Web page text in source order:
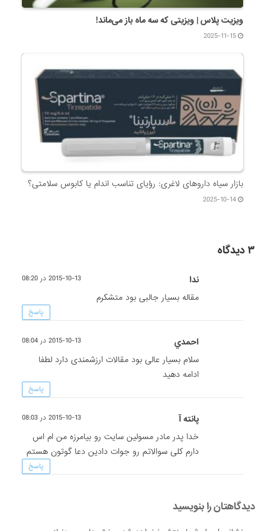
ویزیت پلاس | ویزیتی که سه ماه باز می‌ماند!
2025-11-15
بازار سیاه داروهای لاغری: رؤیای تناسب اندام یا کابوس سلامتی؟
2025-10-14
۳ دیدگاه
ندا 2015-10-13 در 08:20
مقاله بسیار جالبى بود متشکرم
پاسخ
احمدي 2015-10-13 در 08:04
سلام بسیار عالی بود مقالات ارزشمندی دارد لطفا
ادامه دهید
پاسخ
پانته آ 2015-10-13 در 08:03
خدا پدر مادر مسولین سایت رو بیامرزه من ام اس
دارم کلی سوالاتم رو جوات دادین دعا گوتون هستم
پاسخ
دیدگاهتان را بنویسید